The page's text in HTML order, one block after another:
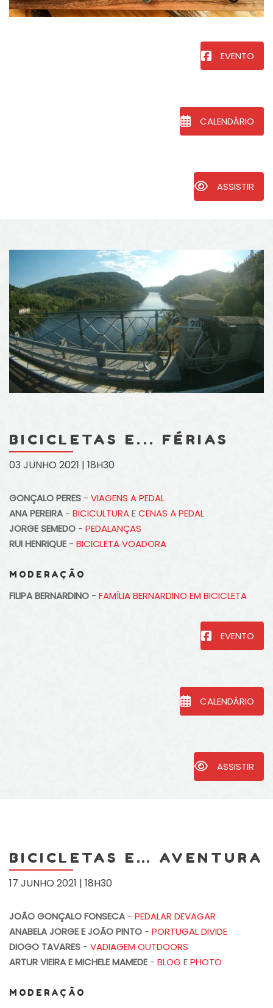
EVENTO
CALENDÁRIO
ASSISTIR
BICICLETAS E... FÉRIAS
03 JUNHO 2021 | 18H30
GONÇALO PERES - VIAGENS A PEDAL
ANA PEREIRA- BICICULTURAECENAS A PEDAL
JORGE SEMEDO - PEDALANÇAS
RUI HENRIQUE - BICICLETA VOADORA
MODERAÇÃO
FILIPA BERNARDINO - FAMÍLIA BERNARDINO EM BICICLETA
EVENTO
CALENDÁRIO
ASSISTIR
BICICLETAS E… AVENTURA
17 JUNHO 2021 | 18H30
JOÃO GONÇALO FONSECA- PEDALAR DEVAGAR
ANABELA JORGE E JOÃO PINTO - PORTUGAL DIVIDE
DIOGO TAVARES - VADIAGEM OUTDOORS
ARTUR VIEIRA E MICHELE MAMEDE - BLOG EPHOTO
MODERAÇÃO